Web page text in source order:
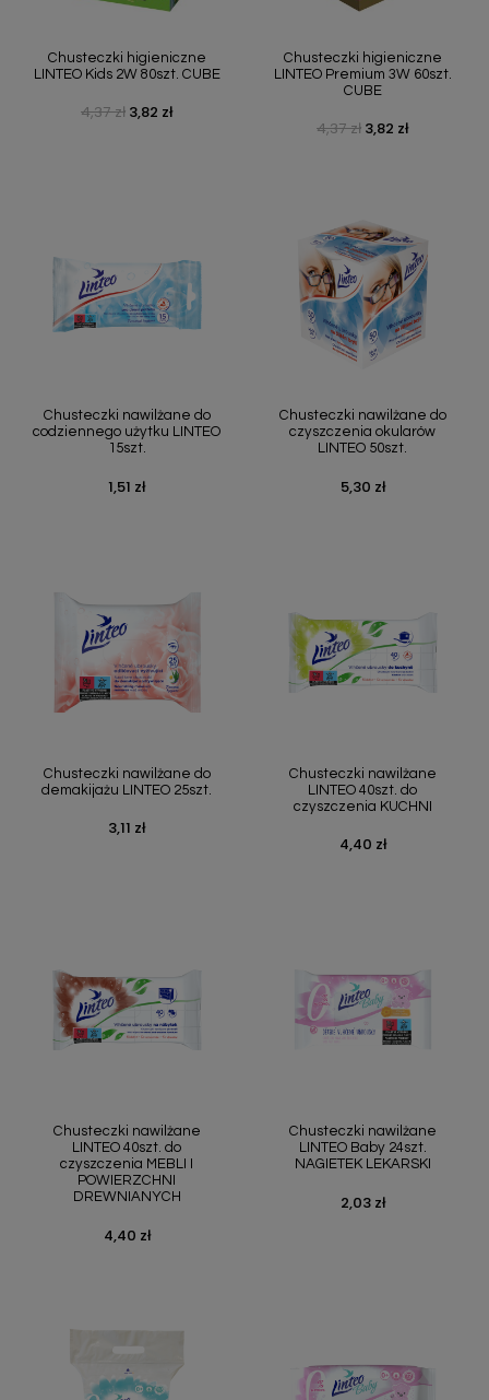
Chusteczki higieniczne
LINTEO Kids 2W 80szt. CUBE
Cena podstawowa
4,37 zł Cena
3,82 zł
Chusteczki higieniczne
LINTEO Premium 3W 60szt.
CUBE
Cena podstawowa
4,37 zł Cena
3,82 zł
Chusteczki nawilżane do
codziennego użytku LINTEO
15szt.
Cena
1,51 zł
Chusteczki nawilżane do
czyszczenia okularów
LINTEO 50szt.
Cena
5,30 zł
Chusteczki nawilżane do
demakijażu LINTEO 25szt.
Cena
3,11 zł
Chusteczki nawilżane
LINTEO 40szt. do
czyszczenia KUCHNI
Cena
4,40 zł
Chusteczki nawilżane
LINTEO 40szt. do
czyszczenia MEBLI I
POWIERZCHNI
DREWNIANYCH
Cena
4,40 zł
Chusteczki nawilżane
LINTEO Baby 24szt.
NAGIETEK LEKARSKI
Cena
2,03 zł